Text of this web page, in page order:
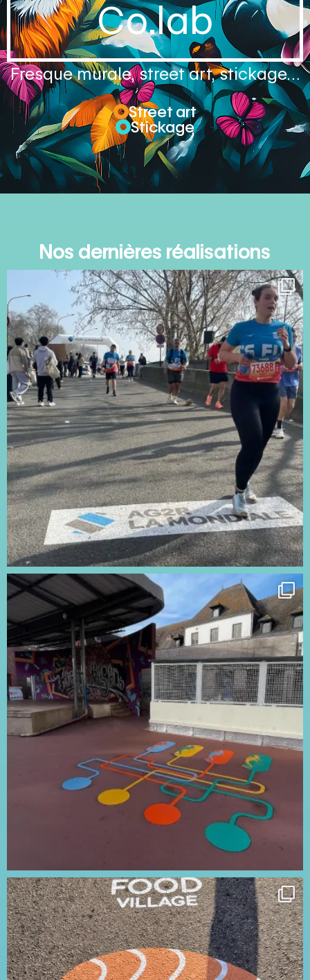
Co.lab
Fresque murale, street art, stickage…
Street art
Stickage
Nos dernières réalisations